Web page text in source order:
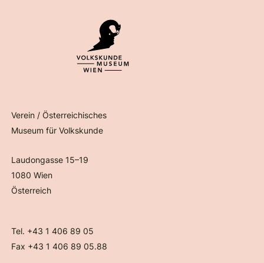
Verein / Österreichisches
Museum für Volkskunde
Laudongasse 15–19
1080 Wien
Österreich
Tel. +43 1 406 89 05
Fax +43 1 406 89 05.88